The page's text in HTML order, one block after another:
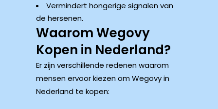
Vermindert hongerige signalen van
de hersenen.
Waarom Wegovy
Kopen in Nederland?
Er zijn verschillende redenen waarom
mensen ervoor kiezen om Wegovy in
Nederland te kopen: